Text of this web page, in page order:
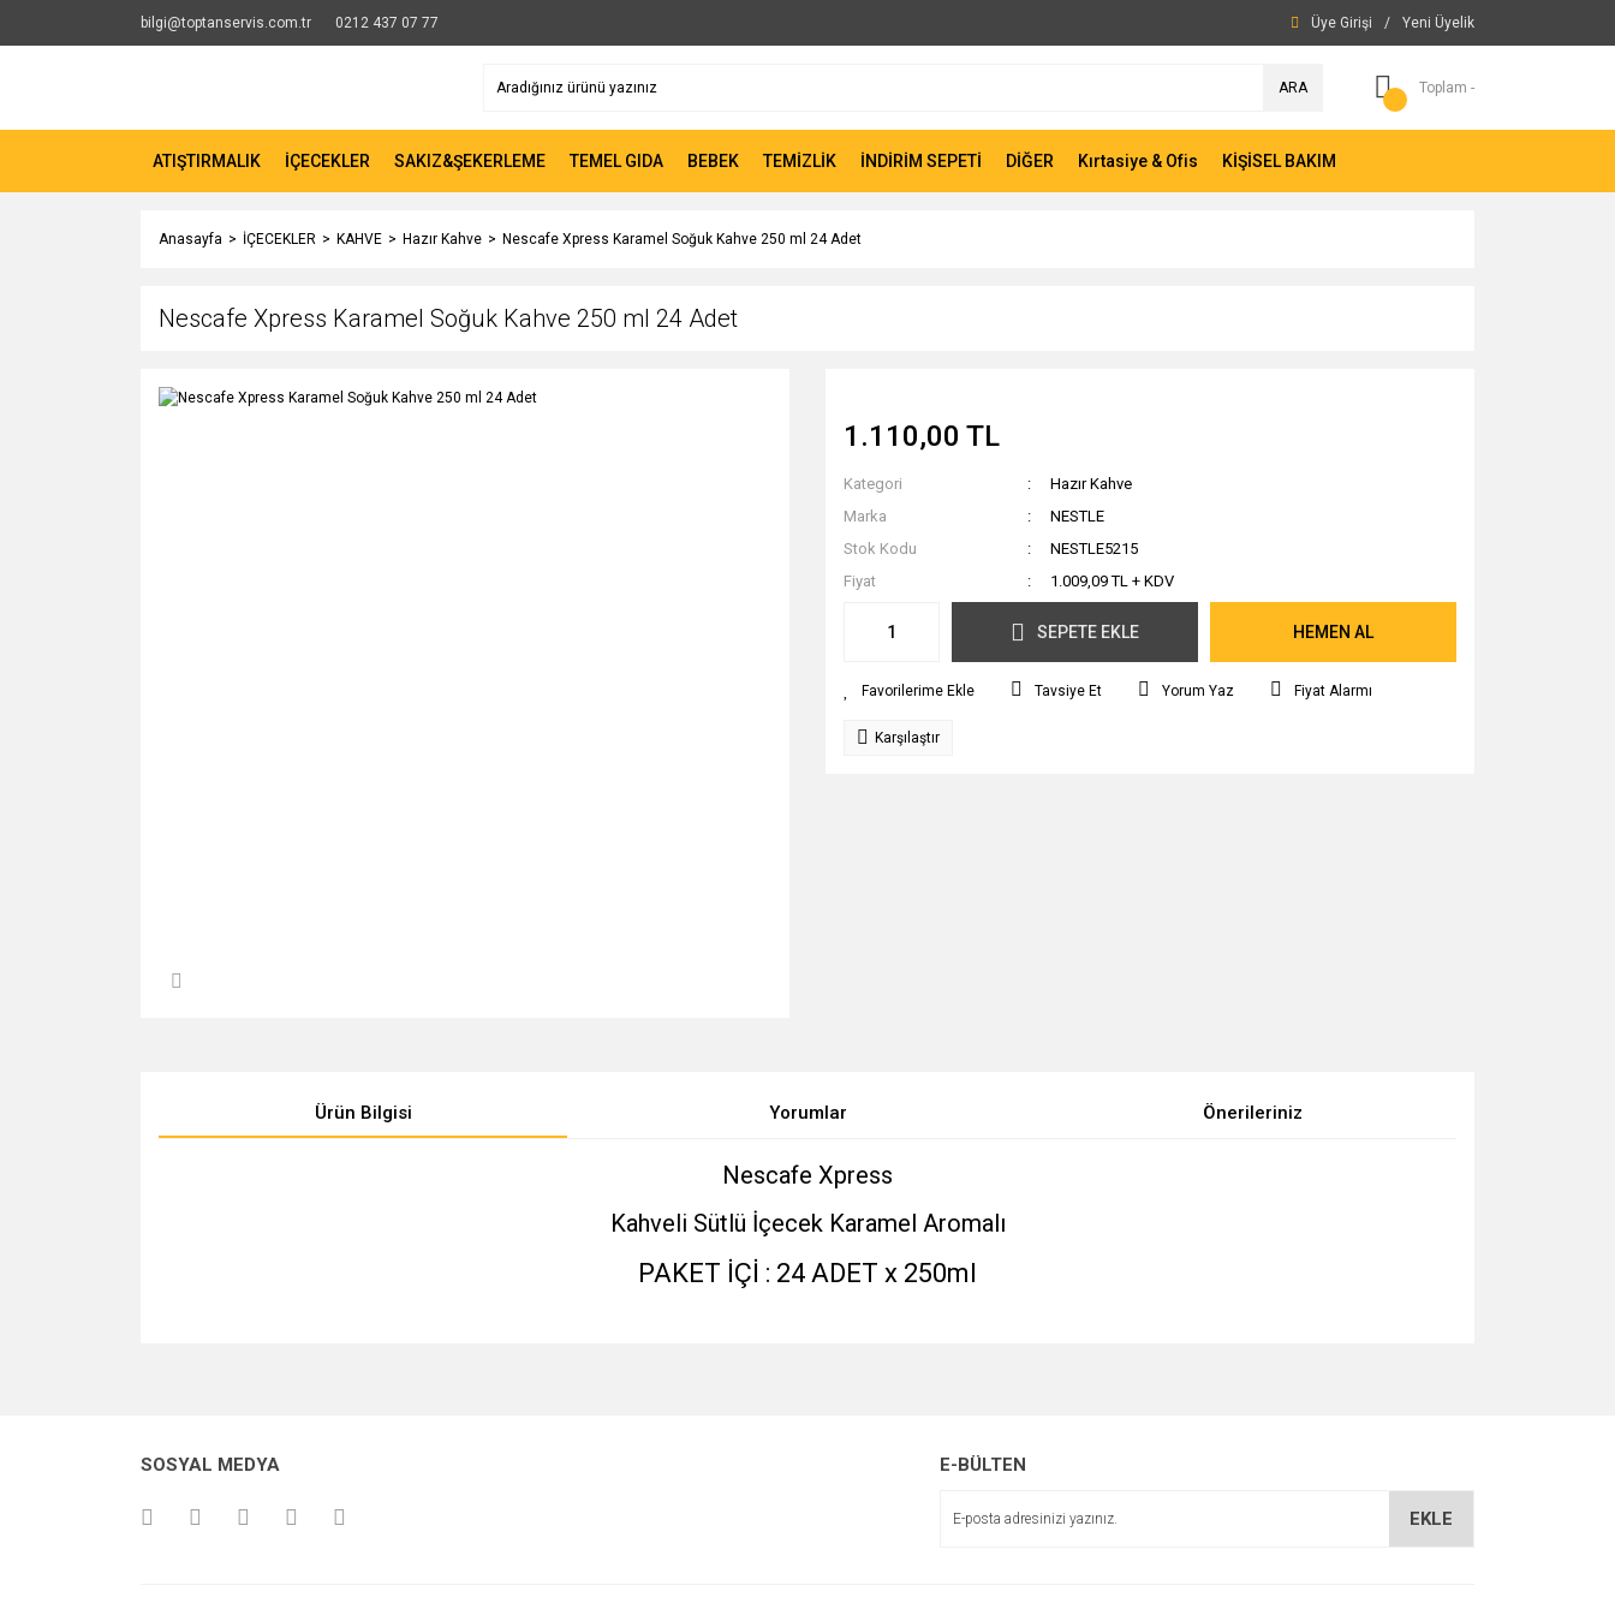
bilgi@toptanservis.com.tr 0212 437 07 77 Üye Girişi / Yeni Üyelik
ARA Toplam -
ATIŞTIRMALIK İÇECEKLER SAKIZ&ŞEKERLEME TEMEL GIDA BEBEK TEMİZLİK İNDİRİM SEPETİ DİĞER Kırtasiye & Ofis KİŞİSEL BAKIM
Anasayfa İÇECEKLER KAHVE Hazır Kahve Nescafe Xpress Karamel Soğuk Kahve 250 ml 24 Adet
Nescafe Xpress Karamel Soğuk Kahve 250 ml 24 Adet
1.110,00 TL
Kategori
Hazır Kahve
Marka
NESTLE
Stok Kodu
NESTLE5215
Fiyat
1.009,09 TL + KDV
SEPETE EKLE HEMEN AL
Tavsiye Et Yorum Yaz Fiyat Alarmı
Karşılaştır
Ürün Bilgisi Yorumlar Önerileriniz
Nescafe Xpress
Kahveli Sütlü İçecek Karamel Aromalı
PAKET İÇİ : 24 ADET x 250ml
Ürün açıklamasında eksik bilgiler bulunuyor.
SOSYAL MEDYA E-BÜLTEN
EKLE